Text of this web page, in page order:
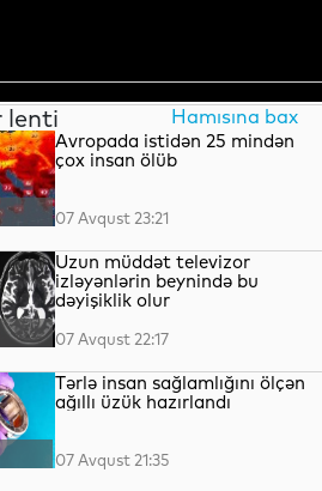
lenti Hamısına bax
Avropada istidən 25 mindən
çox insan ölüb
07 Avqust 23:21
Uzun müddət televizor
izləyənlərin beynində bu
dəyişiklik olur
07 Avqust 22:17
Tərlə insan sağlamlığını ölçən
ağıllı üzük hazırlandı
07 Avqust 21:35